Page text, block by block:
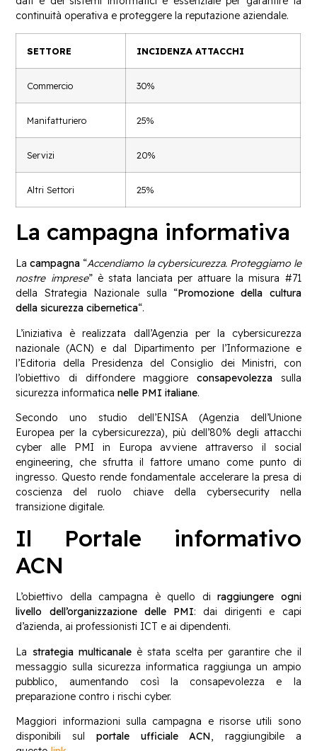
continuità operativa e proteggere la reputazione aziendale.
SETTORE INCIDENZA ATTACCHI
Commercio 30%
Manifatturiero 25%
Servizi 20%
Altri Settori 25%
La campagna informativa
Lacampagna “Accendiamo la cybersicurezza. Proteggiamo le
nostre imprese” è stata lanciata per attuare la misura #71
della Strategia Nazionale sulla “Promozione della cultura
della sicurezza cibernetica“.
L’iniziativa è realizzata dall’Agenzia per la cybersicurezza
nazionale (ACN) e dal Dipartimento per l’Informazione e
l’Editoria della Presidenza del Consiglio dei Ministri, con
l’obiettivo di diffondere maggiore consapevolezzasulla
sicurezza informaticanelle PMI italiane.
Secondo uno studio dell’ENISA (Agenzia dell’Unione
Europea per la cybersicurezza), più dell’80% degli attacchi
cyber alle PMI in Europa avviene attraverso il social
engineering, che sfrutta il fattore umano come punto di
ingresso. Questo rende fondamentale accelerare la presa di
coscienza del ruolo chiave della cybersecurity nella
transizione digitale.
Il Portale informativo
ACN
L’obiettivo della campagna è quello diraggiungere ogni
livello dell’organizzazione delle PMI: dai dirigenti e capi
d’azienda, ai professionisti ICT e ai dipendenti.
La strategia multicanaleè stata scelta per garantire che il
messaggio sulla sicurezza informatica raggiunga un ampio
pubblico, aumentando così la consapevolezza e la
preparazione contro i rischi cyber.
Maggiori informazioni sulla campagna e risorse utili sono
disponibili sul portale ufficiale ACN, raggiungibile a